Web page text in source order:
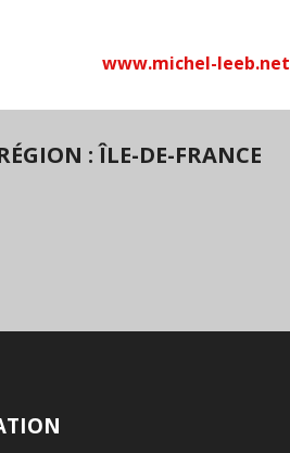
www.michel-leeb.net
: ÎLE-DE-FRANCE